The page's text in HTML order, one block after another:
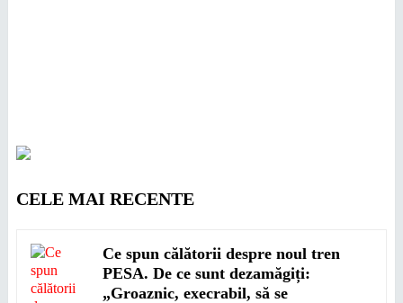
CELE MAI RECENTE
Ce spun călătorii despre noul tren
PESA. De ce sunt dezamăgiți:
„Groaznic, execrabil, să se